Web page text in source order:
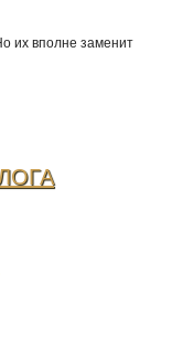
их вполне заменит